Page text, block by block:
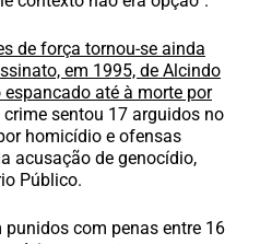
de força tornou-se ainda
em 1995, de Alcindo
até à morte por
crime sentou 17 arguidos no
homicídio e ofensas
acusação de genocídio,
Público.
com penas entre 16